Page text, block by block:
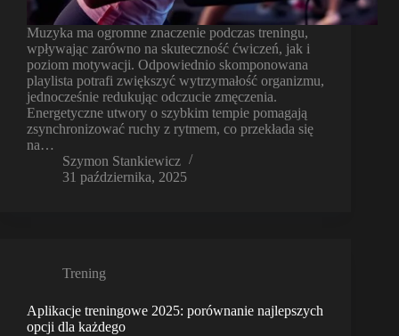
Muzyka ma ogromne znaczenie podczas treningu,
wpływając zarówno na skuteczność ćwiczeń, jak i
poziom motywacji. Odpowiednio skomponowana
playlista potrafi zwiększyć wytrzymałość organizmu,
jednocześnie redukując odczucie zmęczenia.
Energetyczne utwory o szybkim tempie pomagają
zsynchronizować ruchy z rytmem, co przekłada się
na…
Szymon Stankiewicz
31 października, 2025
Trening
Aplikacje treningowe 2025: porównanie najlepszych
opcji dla każdego